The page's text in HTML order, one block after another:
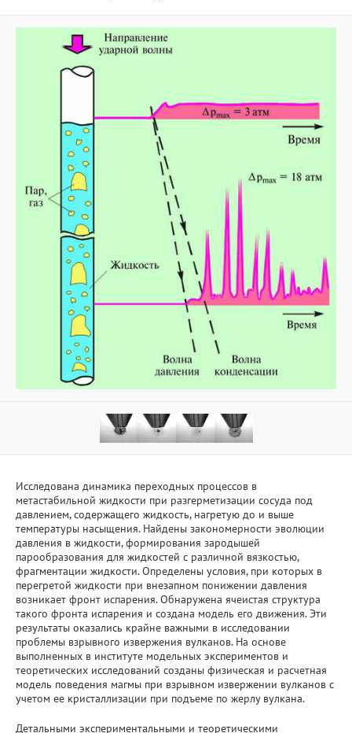
Исследована динамика переходных процессов в
метастабильной жидкости при разгерметизации сосуда под
давлением, содержащего жидкость, нагретую до и выше
температуры насыщения. Найдены закономерности эволюции
давления в жидкости, формирования зародышей
парообразования для жидкостей с различной вязкостью,
фрагментации жидкости. Определены условия, при которых в
перегретой жидкости при внезапном понижении давления
возникает фронт испарения. Обнаружена ячеистая структура
такого фронта испарения и создана модель его движения. Эти
результаты оказались крайне важными в исследовании
проблемы взрывного извержения вулканов. На основе
выполненных в институте модельных экспериментов и
теоретических исследований созданы физическая и расчетная
модель поведения магмы при взрывном извержении вулканов с
учетом ее кристаллизации при подъеме по жерлу вулкана.
Детальными экспериментальными и теоретическими